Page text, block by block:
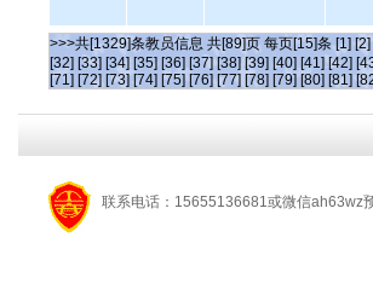
>>>共[1329]条教员信息 共[89]页 每页[15]条 [1] [2]
[32] [33] [34] [35] [36] [37] [38] [39] [40] [41] [42]
[71] [72] [73] [74] [75] [76] [77] [78] [79] [80] [81]
联系电话：15655136681或微信ah63wz